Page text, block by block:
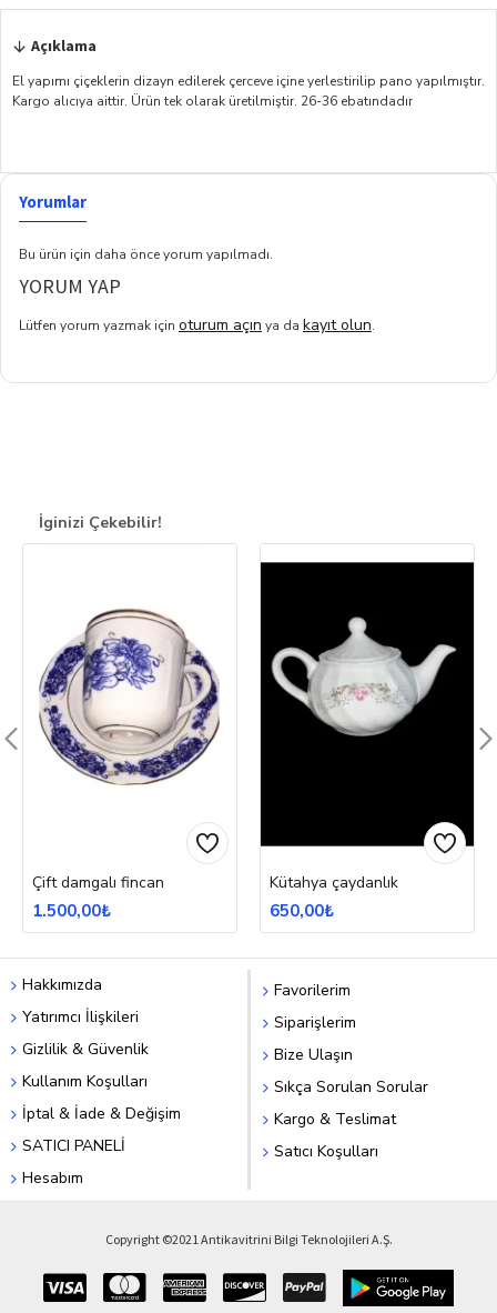
Açıklama
El yapımı çiçeklerin dizayn edilerek çerceve içine yerlestirilip pano yapılmıştır.
Kargo alıcıya aittir. Ürün tek olarak üretilmiştir. 26-36 ebatındadır
Yorumlar
Bu ürün için daha önce yorum yapılmadı.
YORUM YAP
Lütfen yorum yazmak için oturum açın ya da kayıt olun.
İginizi Çekebilir!
Çift damgalı fincan
1.500,00₺
Kütahya çaydanlık
650,00₺
Hakkımızda
Yatırımcı İlişkileri
Gizlilik & Güvenlik
Kullanım Koşulları
İptal & İade & Değişim
SATICI PANELİ
Hesabım
Favorilerim
Siparişlerim
Bize Ulaşın
Sıkça Sorulan Sorular
Kargo & Teslimat
Satıcı Koşulları
Copyright ©2021 Antikavitrini Bilgi Teknolojileri A.Ş.